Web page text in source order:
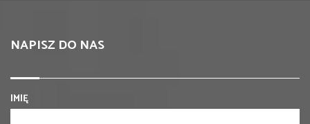
NAPISZ DO NAS
IMIĘ